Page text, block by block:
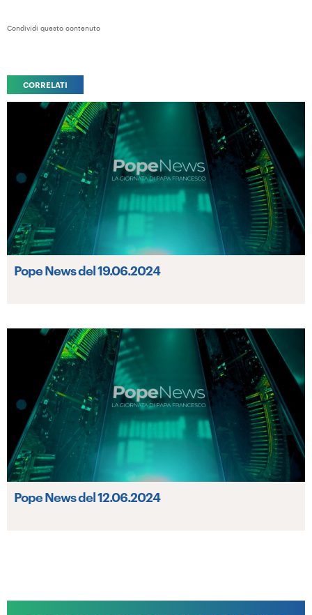
Condividi questo contenuto
CORRELATI
Pope News del 19.06.2024
Pope News del 12.06.2024